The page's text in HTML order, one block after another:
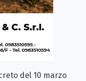
del 10 marzo